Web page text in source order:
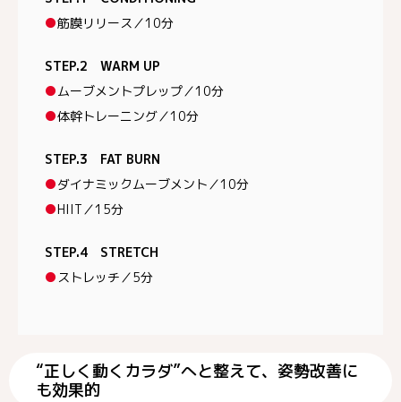
●筋膜リリース／10分
STEP.2 WARM UP
● ムーブメントプレップ／10分
●体幹トレーニング／10分
STEP.3 FAT BURN
●ダイナミックムーブメント／10分
●HIIT／15分
STEP.4 STRETCH
● ストレッチ／5分
“正しく動くカラダ”へと整えて、姿勢改善に
も効果的